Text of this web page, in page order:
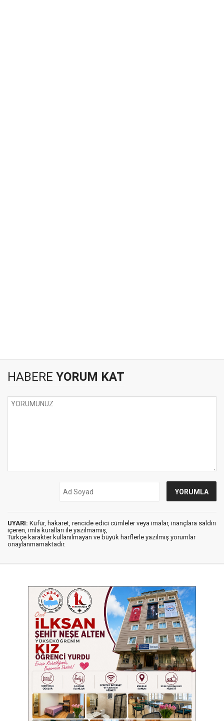
HABERE YORUM KAT
UYARI: Küfür, hakaret, rencide edici cümleler veya imalar, inançlara saldırı
içeren, imla kuralları ile yazılmamış,
Türkçe karakter kullanılmayan ve büyük harflerle yazılmış yorumlar
onaylanmamaktadır.